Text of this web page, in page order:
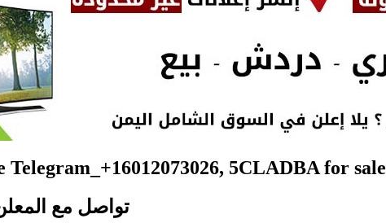
5CLADBA for sale
تواصل مع